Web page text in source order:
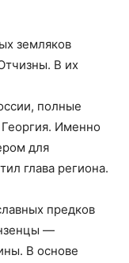
земляков
В их
полные
Именно
для
глава региона.
предков
—
В основе